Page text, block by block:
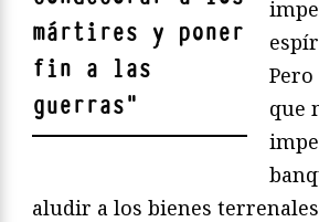
mártires y poner
fin a las
guerras"
que
aludir a los bienes